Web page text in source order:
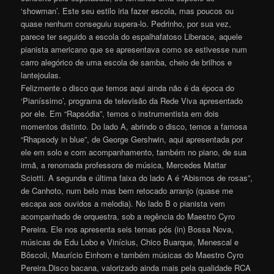
‘showman’. Este seu estilo iria fazer escola, mas poucos ou
quase nenhum conseguiu supera-lo. Pedrinho, por sua vez,
parece ter seguido a escola do espalhafatoso Liberace, aquele
pianista americano que se apresentava como se estivesse num
carro alegórico de uma escola de samba, cheio de brilhos e
lantejoulas.
Felizmente o disco que temos aqui ainda não é da época do
‘Pianíssimo’, programa de televisão da Rede Viva apresentado
por ele. Em “Rapsódia”, temos o instrumentista em dois
momentos distinto. Do lado A, abrindo o disco, temos a famosa
“Rhapsody in blue”, de George Gershwin, aqui apresentada por
ele em solo e com acompanhamento, também no piano, de sua
irmã, a renomada professora de música, Mercedes Mattar
Sciotti. A segunda e última faixa do lado A é “Abismos de rosas”,
de Canhoto, num belo mas bem retocado arranjo (quase me
escapa aos ouvidos a melodia). No lado B o pianista vem
acompanhado de orquestra, sob a regência do Maestro Cyro
Pereira. Ele nos apresenta seis temas pós (in) Bossa Nova,
músicas de Edu Lobo e Vinícius, Chico Buarque, Menescal e
Bôscoli, Maurício Einhorn e também músicas do Maestro Cyro
Pereira.Disco bacana, valorizado ainda mais pela qualidade RCA